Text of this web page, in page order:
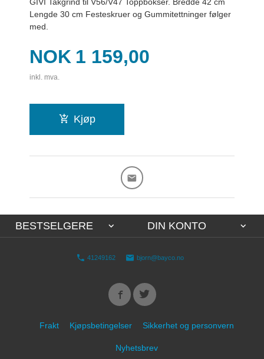
Lengde 30 cm Festeskruer og Gummitettninger følger
med.
Pris
NOK 1 159,00
inkl. mva.
Kjøp
BESTSELGERE DIN KONTO
41249162 bjorn@bayco.no
Frakt Kjøpsbetingelser Sikkerhet og personvern
Nyhetsbrev